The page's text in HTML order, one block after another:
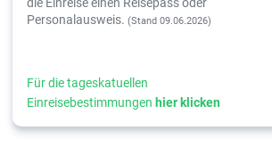
Personalausweis. (Stand 09.06.2026)
Für die tageskatuellen
Einreisebestimmungen hier klicken